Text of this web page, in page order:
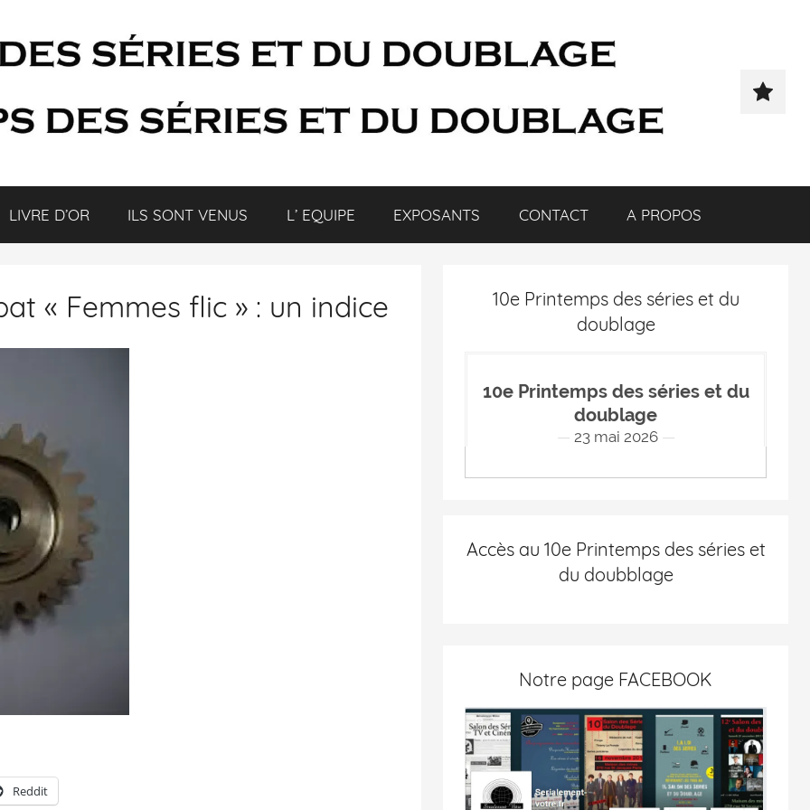
LIVRE D’OR ILS SONT VENUS L’ EQUIPE EXPOSANTS CONTACT A PROPOS
« Femmes flic » : un indice
Reddit
10e Printemps des séries et du
doublage
10e Printemps des séries et du
doublage
23 mai 2026
Accès au 10e Printemps des séries et
du doubblage
Notre page FACEBOOK